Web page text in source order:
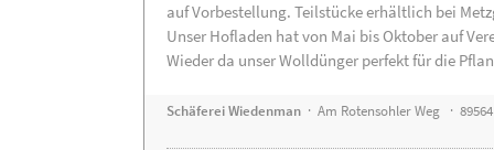
auf Vorbestellung. Teilstücke erhältlich bei
Unser Hofladen hat von Mai bis Oktober auf
Wieder da unser Wolldünger perfekt für die
Schäferei Wiedenman · Am Rotensohler Weg ·